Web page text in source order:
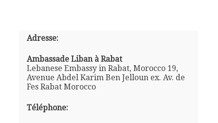
Adresse:
Ambassade Liban à Rabat
Lebanese Embassy in Rabat, Morocco 19,
Avenue Abdel Karim Ben Jelloun ex. Av. de
Fes Rabat Morocco
Téléphone: